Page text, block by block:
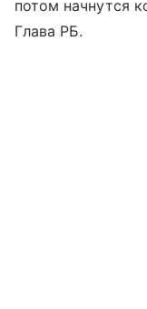
потом начнутся
Глава РБ.